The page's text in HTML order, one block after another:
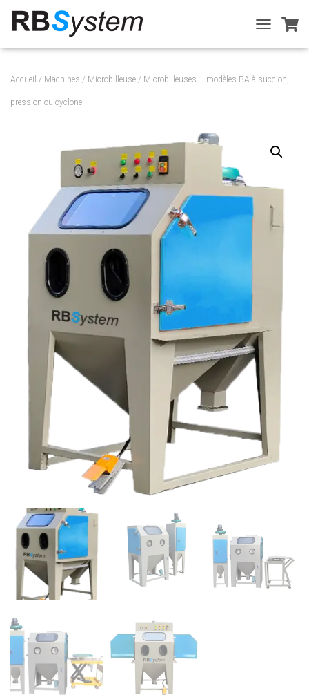
O
Accueil / Machines / Microbilleuse / Microbilleuses – modèles BA à succion,
pression ou cyclone